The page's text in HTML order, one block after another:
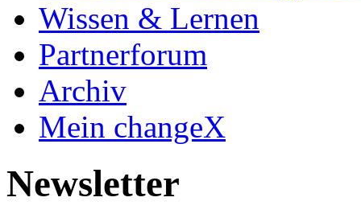
Wissen & Lernen
Partnerforum
Archiv
Mein changeX
Newsletter